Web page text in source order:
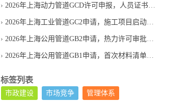
2026年上海动力管道GCD许可申报，人员证书如何匹配申请范围
2026年上海工业管道GC2申请，施工项目启动前要准备什么
2026年上海公用管道GB2申请，热力许可审批要等多久
2026年上海公用管道GB1申请，首次材料清单应按什么顺序整理
标签列表
市政建设 市场竞争 管理体系